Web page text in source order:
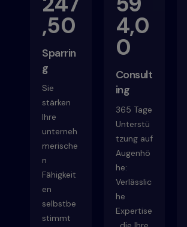
Sparrin
g
Sie
stärken
Ihre
unterneh
merische
n
Fähigkeit
en
selbstbe
stimmt
,50
Consult
ing
365 Tage
Unterstü
tzung auf
Augenhö
he:
Verlässlic
he
Expertise
4,0
0